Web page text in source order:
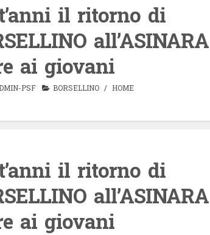
il ritorno di
all’ASINARA
ai giovani
PSF BORSELLINO / HOME
il ritorno di
all’ASINARA
ai giovani